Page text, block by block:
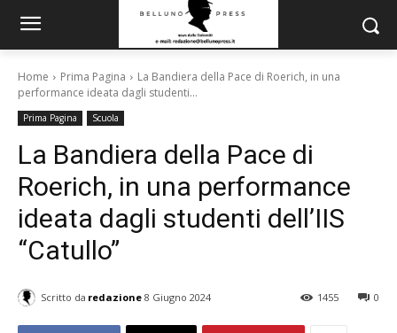
Home Prima Pagina
La Bandiera della Pace di Roerich, in una
performance ideata dagli studenti...
Prima Pagina Scuola
La Bandiera della Pace di
Roerich, in una performance
ideata dagli studenti dell’IIS
“Catullo”
Scritto da redazione 8 Giugno 2024 0
1455